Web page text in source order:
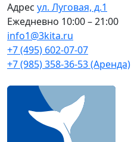
Адрес ул. Луговая, д.1
Ежедневно 10:00 – 21:00
info1@3kita.ru
+7 (495) 602-07-07
+7 (985) 358-36-53 (Аренда)